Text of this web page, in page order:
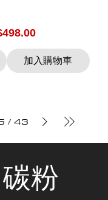
Price
加入購物車
/ 43
粉